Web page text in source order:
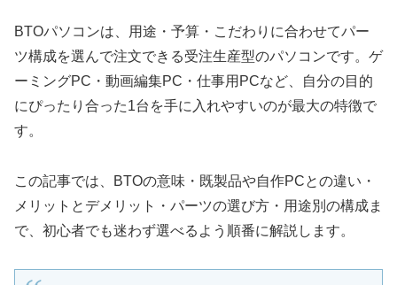
BTOパソコンは、用途・予算・こだわりに合わせてパー
ツ構成を選んで注文できる受注生産型のパソコンです。ゲ
ーミングPC・動画編集PC・仕事用PCなど、自分の目的
にぴったり合った1台を手に入れやすいのが最大の特徴で
す。
この記事では、BTOの意味・既製品や自作PCとの違い・
メリットとデメリット・パーツの選び方・用途別の構成ま
で、初心者でも迷わず選べるよう順番に解説します。